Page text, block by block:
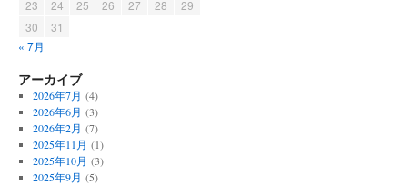
23
24 25 26 27 28
29
30
31
« 7月
アーカイブ
2026年7月 (4)
2026年6月 (3)
2026年2月 (7)
2025年11月 (1)
2025年10月 (3)
2025年9月 (5)